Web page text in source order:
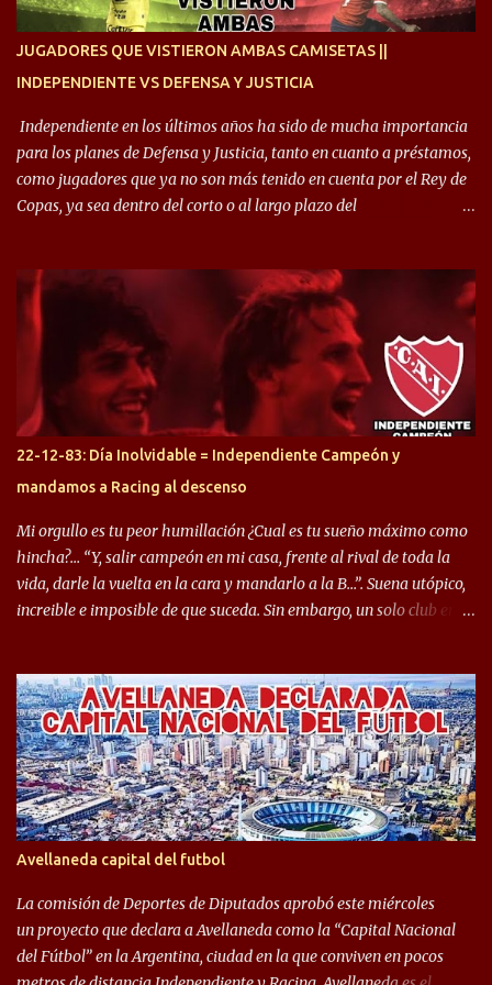
enfocamos en la preparación física. El grupo está encontrando la
idea que quiere el técnico y eso es importante para todos”.
JUGADORES QUE VISTIERON AMBAS CAMISETAS ||
INDEPENDIENTE VS DEFENSA Y JUSTICIA
Independiente en los últimos años ha sido de mucha importancia
para los planes de Defensa y Justicia, tanto en cuanto a préstamos,
como jugadores que ya no son más tenido en cuenta por el Rey de
Copas, ya sea dentro del corto o al largo plazo del
Halcón de Varela, como lo es Brian Romero, quien paso a
préstamo allí durante el último mercado de pases y ha rendido de
gran manera, convirtiendo goles importantes, sobre todo en la
copa sudamericana. Pero no sucedió lo mismo en cuanto al
rendimiento que ha producido en el Rojo. Pasando a jugadores que
jugaron en Defensa y ahora están en el rojo, tenemos a la dupla
Gastón Togni y Domingo Blanco, donde ambos explotaron
futbolísticamente hablando en el equipo de Varela, donde, por
ejemplo, el caso de Mingo llego a ser tenido en cuenta para el
Seleccionado Argentino, rendimiento que aún no ha logrado
mostrar en Independiente. En e...
22-12-83: Día Inolvidable = Independiente Campeón y
mandamos a Racing al descenso
Mi orgullo es tu peor humillación ¿Cual es tu sueño máximo como
hincha?… “Y, salir campeón en mi casa, frente al rival de toda la
vida, darle la vuelta en la cara y mandarlo a la B…”. Suena utópico,
increible e imposible de que suceda. Sin embargo, un solo club en el
campeonato del '83 año consagratorio para el Rojo y, por el otro, el
haber mandado al descenso a su eterno rival. 22 de diciembre de
1983 es una fecha que pocos hinchas de Independiente pueden
dejar en el olvido. Es que ese día, el "Rojo" derrotó a Racing por 2 a
0, se consagró campeón y, además, mandó al descenso a su eterno
rival. El clásico de Avellaneda marcó el epílogo del campeonato,
algo totalmente inusual para estas épocas, donde la violencia no
permite encuentros de riesgo sobre el final de los torneos. En la
década del ochenta y con una democracia flo...
Avellaneda capital del futbol
La comisión de Deportes de Diputados aprobó este miércoles
un proyecto que declara a Avellaneda como la “Capital Nacional
del Fútbol” en la Argentina, ciudad en la que conviven en pocos